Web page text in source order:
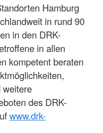
Hamburg
in rund 90
in den DRK-
in allen
kompetent beraten
weitere
des DRK-
www.drk-